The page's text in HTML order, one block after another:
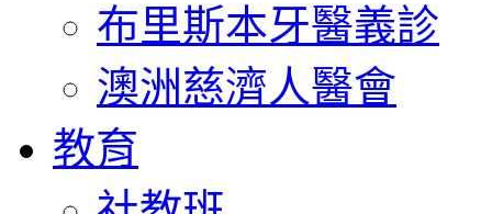
布里斯本牙醫義診
澳洲慈濟人醫會
教育